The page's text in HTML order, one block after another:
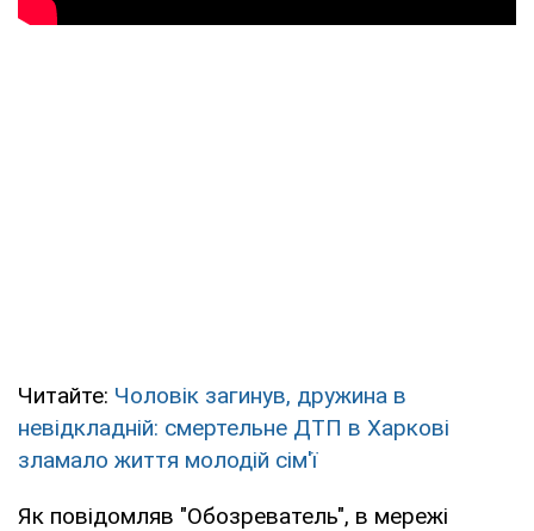
Читайте: Чоловік загинув, дружина в
невідкладній: смертельне ДТП в Харкові
зламало життя молодій сім'ї
Як повідомляв "Обозреватель", в мережі